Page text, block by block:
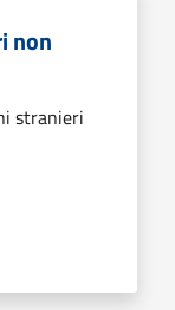
non
stranieri